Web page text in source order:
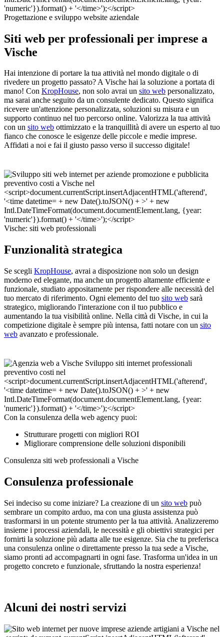
Progettazione e sviluppo website aziendale
Siti web per professionali per imprese a
Vische
Hai intenzione di portare la tua attività nel mondo digitale o di
rivedere un progetto passato? A Vische hai la soluzione a portata di
mano! Con KropHouse, non solo avrai un sito web personalizzato,
ma sarai anche seguito da un consulente dedicato. Questo significa
ricevere un'attenzione personalizzata, soluzioni su misura e un
supporto continuo nel tuo percorso online. Valorizza la tua attività
con un sito web ottimizzato e la tranquillità di avere un esperto al tuo
fianco che conosce le esigenze delle piccole e medie imprese.
Affidati a noi e fai il giusto passo verso il successo digitale!
Vische: siti web professionali
Funzionalità strategica
Se scegli KropHouse, avrai a disposizione non solo un design
moderno ed elegante, ma anche un progetto altamente efficiente e
funzionale, studiato appositamente per rispondere alle necessità del
tuo mercato di riferimento. Ogni elemento del tuo sito web sarà
strategico, migliorando l'interazione con il tuo pubblico e
aumentando la tua visibilità online. Nella città di Vische, in cui la
competizione digitale è sempre più intensa, fatti notare con un sito
web avanzato e professionale.
Con la consulenza della web agency puoi:
Strutturare progetti con migliori ROI
Migliorare comprensione delle soluzioni disponibili
Consulenza siti web professionali a Vische
Consulenza professionale
Sei indeciso su come iniziare? La creazione di un sito web può
sembrare un compito arduo, ma con una giusta assistenza può
trasformarsi in un potente strumento per la tua attività. Analizzeremo
insieme i processi aziendali, le necessità e gli obiettivi strategici per
fornirti la soluzione più adatta alle tue esigenze. Sia che tu preferisca
una consulenza online o direttamente presso la tua sede a Vische,
siamo pronti ad accompagnarti in ogni fase. Trasforma un'idea in un
progetto concreto e funzionale, sfruttando la nostra esperienza!
Alcuni dei nostri servizi